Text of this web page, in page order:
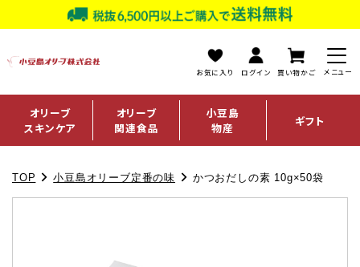
お気に入り ログイン 買い物かご
オリーブ
スキンケア
オリーブ
関連食品
小豆島
物産
ギフト
TOP 小豆島オリーブ定番の味 かつおだしの素 10g×50袋